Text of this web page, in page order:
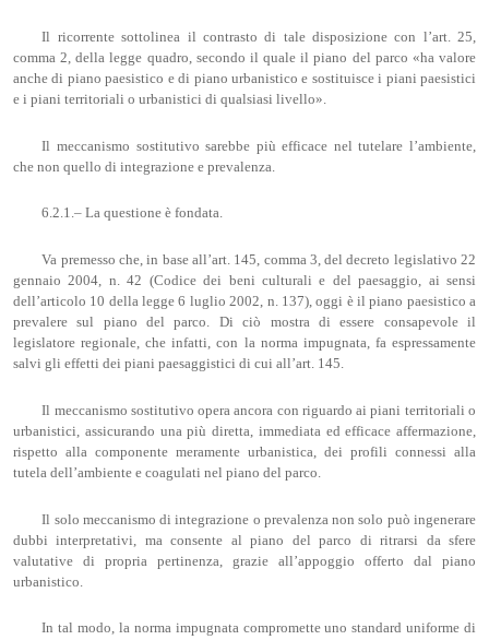
Il ricorrente sottolinea il contrasto di tale disposizione con l’art. 25,
comma 2, della legge quadro, secondo il quale il piano del parco «ha valore
anche di piano paesistico e di piano urbanistico e sostituisce i piani paesistici
e i piani territoriali o urbanistici di qualsiasi livello».
Il meccanismo sostitutivo sarebbe più efficace nel tutelare l’ambiente,
che non quello di integrazione e prevalenza.
6.2.1.– La questione è fondata.
Va premesso che, in base all’art. 145, comma 3, del decreto legislativo 22
gennaio 2004, n. 42 (Codice dei beni culturali e del paesaggio, ai sensi
dell’articolo 10 della legge 6 luglio 2002, n. 137), oggi è il piano paesistico a
prevalere sul piano del parco. Di ciò mostra di essere consapevole il
legislatore regionale, che infatti, con la norma impugnata, fa espressamente
salvi gli effetti dei piani paesaggistici di cui all’art. 145.
Il meccanismo sostitutivo opera ancora con riguardo ai piani territoriali o
urbanistici, assicurando una più diretta, immediata ed efficace affermazione,
rispetto alla componente meramente urbanistica, dei profili connessi alla
tutela dell’ambiente e coagulati nel piano del parco.
Il solo meccanismo di integrazione o prevalenza non solo può ingenerare
dubbi interpretativi, ma consente al piano del parco di ritrarsi da sfere
valutative di propria pertinenza, grazie all’appoggio offerto dal piano
urbanistico.
In tal modo, la norma impugnata compromette uno standard uniforme di